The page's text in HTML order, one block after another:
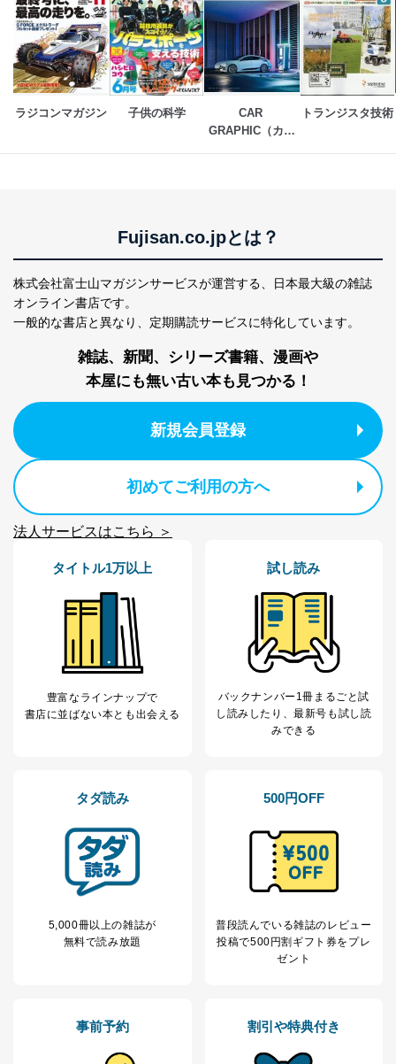
３．個人情報の第三者提供について
当社は、取得した個人情報を適切に管理し､あらかじめ
本人の同意を得ることなく第三者に提供することはあり
ません。ただし、次の場合は除きます。
法令に基づく場合
人の生命､身体または財産の保護のために必要がある
場合であって、本人の同意を得ることが困難であると
た者が法令の定める事務を遂行することに対して協力
する必要がある場合であって、本人の同意を得ること
により当該事務の遂行に支障を及ぼすおそれがあると
き。
上記２．の利用目的を実施するために守秘義務を結ん
だ企業に、業務の一部として個人情報の取扱いを委
託・提供する場合、その業務に必要な範囲で委託・提
供先企業に個人情報を開示することがあります。
委託・提供先企業は具体的には以下のような企業です
が、これらに限りません。
告配信サービス会社
販売店などの梱包・配送・配達会社
４．開示対象個人情報の「開示」「訂正」等の請求につ
いて
当社は、本人から、開示対象個人情報について利用目的
す。ただし、以下①～④のいずれかに該当する場合は、
利用目的の通知を行なうことはできません。そのとき
は、本人に遅滞無くその旨を通知するとともに、理由を
説明させていただきます。
①利用目的を本人に通知し、又は公表することによって
本人又は第三者の生命、身体、財産その他の権利利益を
害するおそれがある場合
②利用目的を本人に通知し、又は公表することによって
することに対して協力する必要がある場合であって、利
用目的を本人に通知し、又は公表することによって当該
事務の遂行に支障を及ぼすおそれがあるとき
④開示対象個人情報の利用目的が明らかな場合
開示対象個人情報については、保有個人データの本人ま
たはその代理人からの利用目的の通知、開示、変更等
の停止または消去」「第三者への提供の停止」）の求め
に対応させていただいております。 当社顧客の皆様の
個人情報は「マイページ」にログインしていただくこと
ただいた個人情報のうち、市町村などの名称および郵便
ラジコンマガジン 子供の科学
CAR
GRAPHIC（カー
トランジスタ技術
Fujisan.co.jpとは？
株式会社富士山マガジンサービスが運営する、
日本最大級の雑誌
オンライン書店です。
一般的な書店と異なり、 定期購読サービスに特化しています。
雑誌、新聞、シリーズ書籍、漫画や
本屋にも無い古い本も見つかる！
新規会員登録
初めてご利用の方へ
法人サービスはこちら ＞
タイトル1万以上
豊富なラインナップで
書店に並ばない本とも出会える
試し読み
バックナンバー1冊まるごと試
し読み したり、最新号も試し読
みできる
タダ読み
5,000冊以上の雑誌が
無料で読み放題
500円OFF
普段読んでいる雑誌のレビュー
投稿で500円割ギフト券をプレ
ゼント
事前予約 割引や特典付き